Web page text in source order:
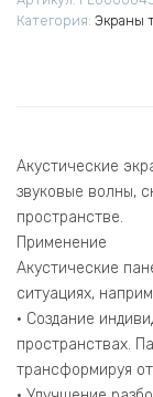
3
Категория: Экраны
Акустические
звуковые волны,
пространстве.
Применение
Акустические
ситуациях,
• Создание
пространствах.
трансформируя